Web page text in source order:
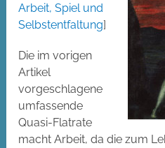
Arbeit, Spiel und
Selbstentfaltung]
Die im vorigen
Artikel
vorgeschlagene
umfassende
Quasi-Flatrate
macht Arbeit, da die zum